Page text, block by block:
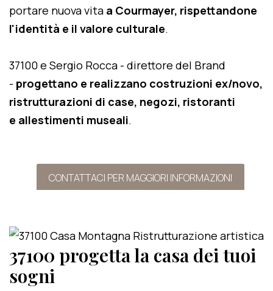
portare nuova vita a Courmayer, rispettandone
l'identità e il valore culturale.
37100 e Sergio Rocca - direttore del Brand
- progettano e realizzano costruzioni ex/novo,
ristrutturazioni di case, negozi, ristoranti
e allestimenti museali.
CONTATTACI PER MAGGIORI INFORMAZIONI
37100 progetta la casa dei tuoi
sogni